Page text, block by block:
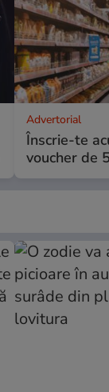
Advertorial
Înscrie-te
voucher de